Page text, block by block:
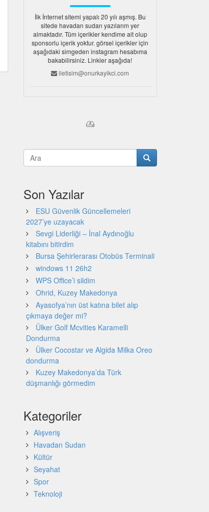
İlk İnternet sitemi yapalı 20 yılı aşmış. Bu
sitede havadan sudan yazılarım yer
almaktadır. Tüm içerikler kendime ait olup
sponsorlu içerik yoktur. görsel içerikler için
aşağıdaki simgeden instagram hesabıma
bakabilirsiniz. Linkler aşağıda!
iletisim@onurkayikci.com
Son Yazılar
ESU Güvenlik Güncellemeleri
2027’ye uzayacak
Sevgi Liderliği – İnal Aydınoğlu
kitabını bitirdim
Bursa Şehirlerarası Otobüs Terminali
windows 11 26h2
WPS Office’i sildim
Ohrid, Kuzey Makedonya
Ayasofya’nın üst katına bilet alıp
çıkmaya değer mi?
Ülker Golf Mcvities Karamelli
Dondurma
Ülker Cocostar ve Algida Milka Oreo
dondurma
Kuzey Makedonya’da Türk
düşmanlığı görmedim
Kategoriler
Alışveriş
Havadan Sudan
Kültür
Seyahat
Spor
Teknoloji